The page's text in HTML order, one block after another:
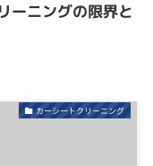
ーニングの限界と
カーシートクリーニング